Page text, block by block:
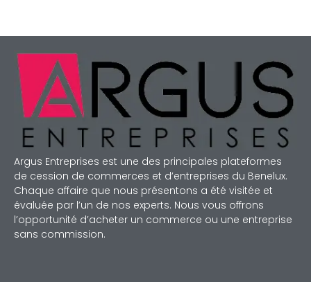
Argus Entreprises est une des principales plateformes
de cession de commerces et d’entreprises du Benelux.
Chaque affaire que nous présentons a été visitée et
évaluée par l’un de nos experts. Nous vous offrons
l’opportunité d’acheter un commerce ou une entreprise
sans commission.